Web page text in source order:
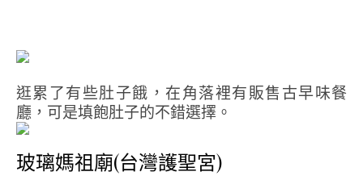
逛累了有些肚子餓，在角落裡有販售古早味餐
廳，可是填飽肚子的不錯選擇。
玻璃媽祖廟(台灣護聖宮)